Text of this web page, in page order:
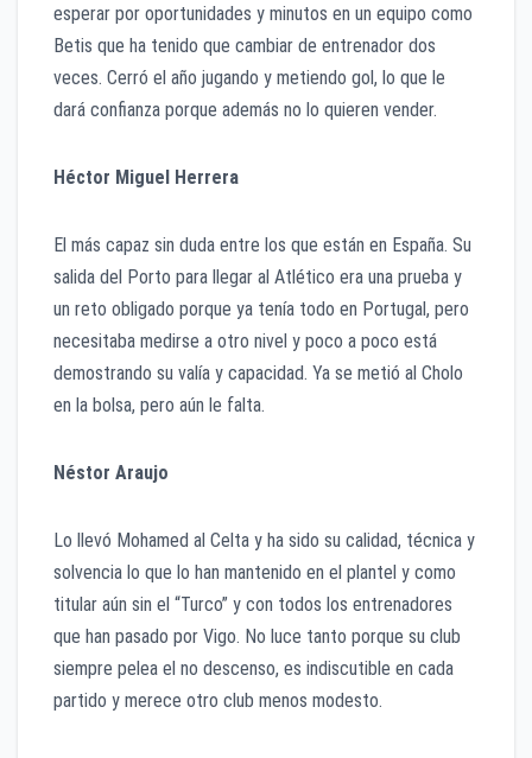
esperar por oportunidades y minutos en un equipo como
Betis que ha tenido que cambiar de entrenador dos
veces. Cerró el año jugando y metiendo gol, lo que le
dará confianza porque además no lo quieren vender.
Héctor Miguel Herrera
El más capaz sin duda entre los que están en España. Su
salida del Porto para llegar al Atlético era una prueba y
un reto obligado porque ya tenía todo en Portugal, pero
necesitaba medirse a otro nivel y poco a poco está
demostrando su valía y capacidad. Ya se metió al Cholo
en la bolsa, pero aún le falta.
Néstor Araujo
Lo llevó Mohamed al Celta y ha sido su calidad, técnica y
solvencia lo que lo han mantenido en el plantel y como
titular aún sin el “Turco” y con todos los entrenadores
que han pasado por Vigo. No luce tanto porque su club
siempre pelea el no descenso, es indiscutible en cada
partido y merece otro club menos modesto.